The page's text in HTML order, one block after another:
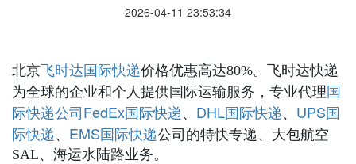
2026-04-11 23:53:34
北京 飞时达国际快递价格优惠高达80%。飞时达快递
为全球的企业和个人提供国际运输服务，专业代理国
际快递公司FedEx国际快递 、 DHL国际快递 、 UPS国
际快递 、 EMS国际快递公司的特快专递、大包航空
SAL、海运水陆路业务。